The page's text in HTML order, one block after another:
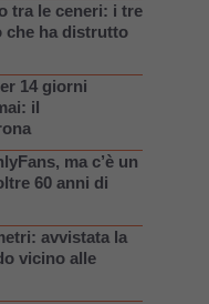
tra le ceneri: i tre
che ha distrutto
14 giorni
il
ma c’è un
60 anni di
avvistata la
vicino alle